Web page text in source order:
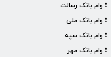
❗ وام بانک رسالت
❗ وام بانک ملی
❗ وام بانک سپه
❗ وام بانک مهر